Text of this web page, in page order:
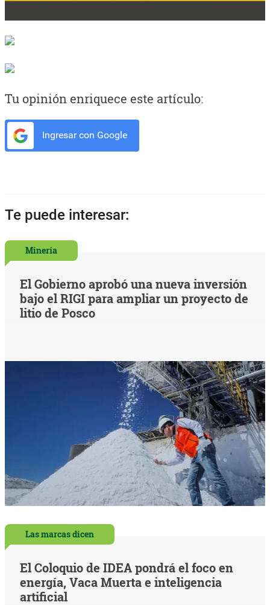
Tu opinión enriquece este artículo:
Ingresar con Google
Te puede interesar:
Minería
El Gobierno aprobó una nueva inversión
bajo el RIGI para ampliar un proyecto de
litio de Posco
Las marcas dicen
El Coloquio de IDEA pondrá el foco en
energía, Vaca Muerta e inteligencia
artificial